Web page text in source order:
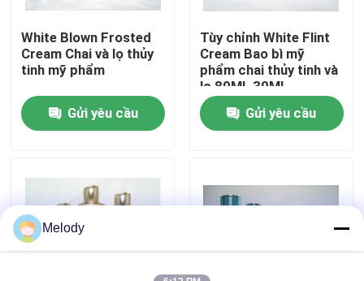
Kiểm soát chất lượng
Liên hệ với chúng tôi
Yêu cầu Đặt giá
Chai thủy tinh mỹ phẩm
Chai thủy tinh nước hoa
White Blown Frosted
Cream Chai và lọ thủy
tinh mỹ phẩm
Gửi yêu cầu
Tùy chỉnh White Flint
Cream Bao bì mỹ
phẩm chai thủy tinh và
lọ 80ML 30ML
Gửi yêu cầu
Melody